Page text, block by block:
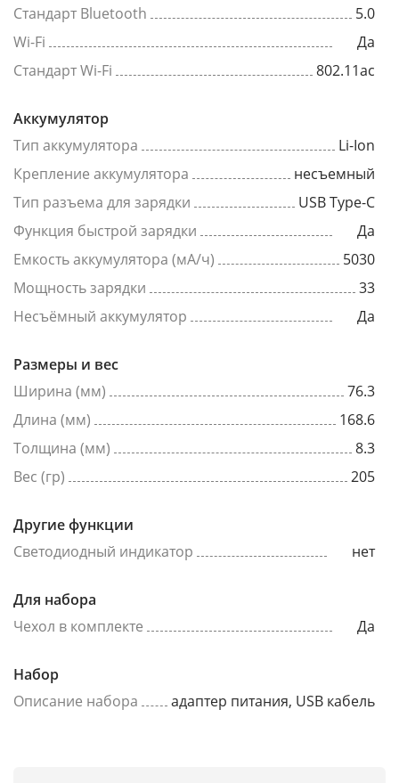
Стандарт Bluetooth
5.0
Wi-Fi
Да
Стандарт Wi-Fi
802.11ac
Аккумулятор
Тип аккумулятора
Li-Ion
Крепление аккумулятора
несъемный
Тип разъема для зарядки
USB Type-C
Функция быстрой зарядки
Да
Емкость аккумулятора (мА/ч)
5030
Мощность зарядки
33
Несъёмный аккумулятор
Да
Размеры и вес
Ширина (мм)
76.3
Длина (мм)
168.6
Толщина (мм)
8.3
Вес (гр)
205
Другие функции
Светодиодный индикатор
нет
Для набора
Чехол в комплекте
Да
Набор
Описание набора
адаптер питания, USB кабель